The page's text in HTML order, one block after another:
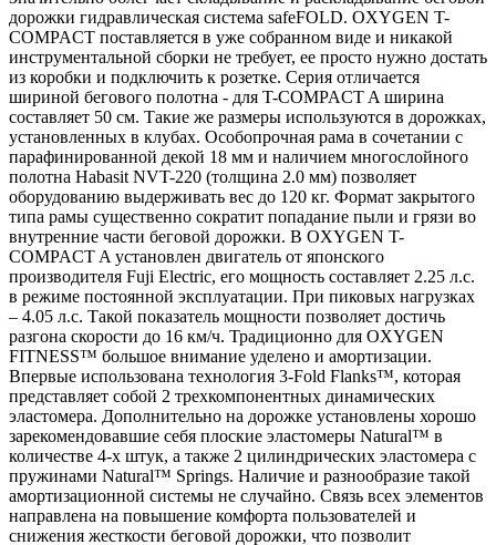
дорожки гидравлическая система safeFOLD. OXYGEN T-
COMPACT поставляется в уже собранном виде и никакой
инструментальной сборки не требует, ее просто нужно достать
из коробки и подключить к розетке. Серия отличается
шириной бегового полотна - для T-COMPACT A ширина
составляет 50 см. Такие же размеры используются в дорожках,
установленных в клубах. Особопрочная рама в сочетании с
парафинированной декой 18 мм и наличием многослойного
полотна Habasit NVT-220 (толщина 2.0 мм) позволяет
оборудованию выдерживать вес до 120 кг. Формат закрытого
типа рамы существенно сократит попадание пыли и грязи во
внутренние части беговой дорожки. В OXYGEN T-
COMPACT A установлен двигатель от японского
производителя Fuji Electric, его мощность составляет 2.25 л.с.
в режиме постоянной эксплуатации. При пиковых нагрузках
– 4.05 л.с. Такой показатель мощности позволяет достичь
разгона скорости до 16 км/ч. Традиционно для OXYGEN
FITNESS™ большое внимание уделено и амортизации.
Впервые использована технология 3-Fold Flanks™, которая
представляет собой 2 трехкомпонентных динамических
эластомера. Дополнительно на дорожке установлены хорошо
зарекомендовавшие себя плоские эластомеры Natural™ в
количестве 4-х штук, а также 2 цилиндрических эластомера с
пружинами Natural™ Springs. Наличие и разнообразие такой
амортизационной системы не случайно. Связь всех элементов
направлена на повышение комфорта пользователей и
снижения жесткости беговой дорожки, что позволит